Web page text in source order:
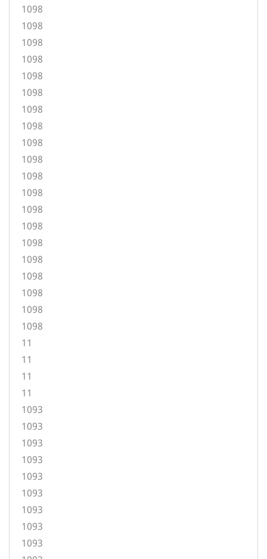
1098
1098
1098
1098
1098
1098
1098
1098
1098
1098
1098
1098
1098
1098
1098
1098
1098
1098
1098
1098
11
11
11
11
1093
1093
1093
1093
1093
1093
1093
1093
1093